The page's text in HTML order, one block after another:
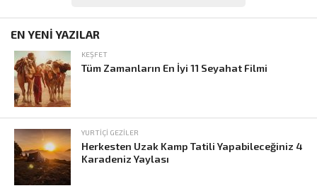
EN YENİ YAZILAR
KEŞFET
Tüm Zamanların En İyi 11 Seyahat Filmi
YURTIÇI GEZILER
Herkesten Uzak Kamp Tatili Yapabileceğiniz 4
Karadeniz Yaylası